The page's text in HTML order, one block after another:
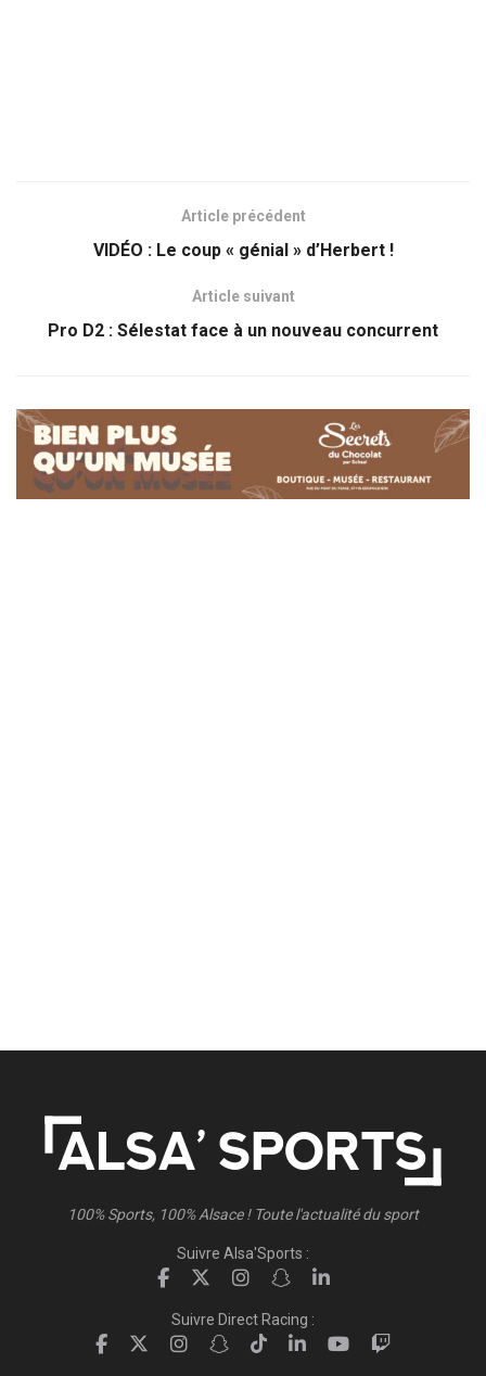
Article précédent
VIDÉO : Le coup « génial » d’Herbert !
Article suivant
Pro D2 : Sélestat face à un nouveau concurrent
100% Sports, 100% Alsace ! Toute l'actualité du sport
Suivre Alsa'Sports :
Suivre Direct Racing :